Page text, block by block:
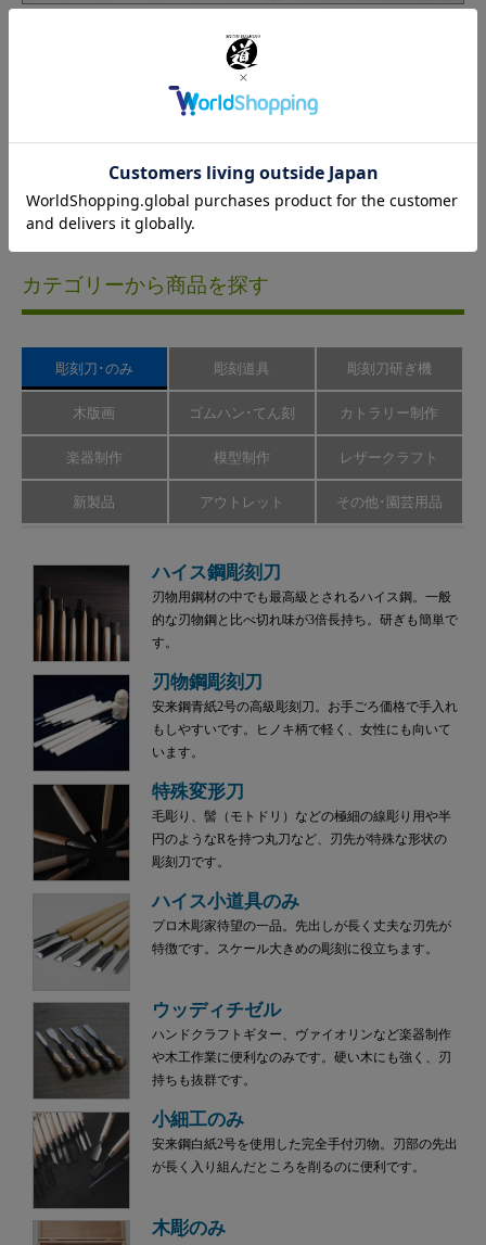
カテゴリーから商品を探す
彫刻刀･のみ 彫刻道具 彫刻刀研ぎ機
木版画 ゴムハン･てん刻 カトラリー制作
楽器制作 模型制作 レザークラフト
新製品 アウトレット その他･園芸用品
ハイス鋼彫刻刀
刃物用鋼材の中でも最高級とされるハイス鋼。一般
的な刃物鋼と比べ切れ味が3倍長持ち。研ぎも簡単で
す。
刃物鋼彫刻刀
安来鋼青紙2号の高級彫刻刀。お手ごろ価格で手入れ
もしやすいです。ヒノキ柄で軽く、女性にも向いて
います。
特殊変形刀
毛彫り、髻（モトドリ）などの極細の線彫り用や半
円のようなRを持つ丸刀など、刃先が特殊な形状の
彫刻刀です。
ハイス小道具のみ
プロ木彫家待望の一品。先出しが長く丈夫な刃先が
特徴です。スケール大きめの彫刻に役立ちます。
ウッディチゼル
ハンドクラフトギター、ヴァイオリンなど楽器制作
や木工作業に便利なのみです。硬い木にも強く、刃
持ちも抜群です。
小細工のみ
安来鋼白紙2号を使用した完全手付刃物。刃部の先出
が長く入り組んだところを削るのに便利です。
木彫のみ